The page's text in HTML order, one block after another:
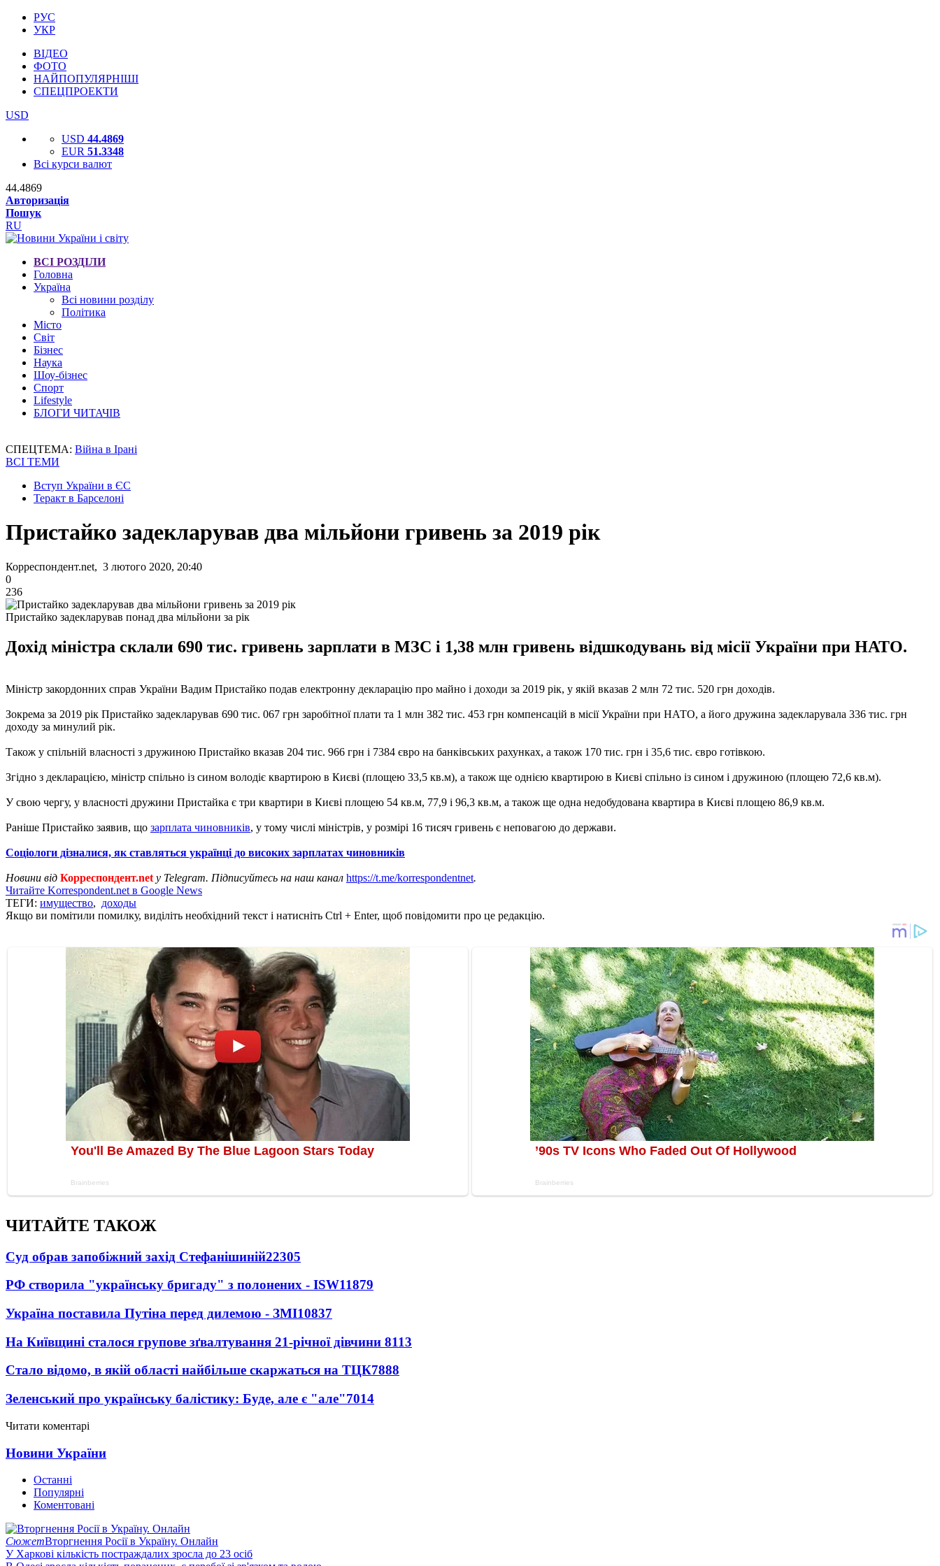
РУС
УКР
ВІДЕО
ФОТО
НАЙПОПУЛЯРНІШІ
СПЕЦПРОЕКТИ
USD
USD 44.4869
EUR 51.3348
Всі курси валют
44.4869
Авторизація
Пошук
RU
ВСІ РОЗДІЛИ
Головна
Україна
Всі новини розділу
Політика
Місто
Світ
Бізнес
Наука
Шоу-бізнес
Спорт
Lifestyle
БЛОГИ ЧИТАЧІВ
СПЕЦТЕМА: Війна в Ірані
ВСІ ТЕМИ
Вступ України в ЄС
Теракт в Барселоні
Пристайко задекларував два мільйони гривень за 2019 рік
Корреспондент.net, 3 лютого 2020, 20:40
0
236
Пристайко задекларував понад два мільйони за рік
Дохід міністра склали 690 тис. гривень зарплати в МЗС і 1,38 млн гривень відшкодувань від місії України при НАТО.
Міністр закордонних справ України Вадим Пристайко подав електронну декларацію про майно і доходи за 2019 рік, у якій вказав 2 млн 72 тис. 520 грн доходів.
Зокрема за 2019 рік Пристайко задекларував 690 тис. 067 грн заробітної плати та 1 млн 382 тис. 453 грн компенсацій в місії України при НАТО, а його дружина задекларувала 336 тис. грн
доходу за минулий рік.
Також у спільній власності з дружиною Пристайко вказав 204 тис. 966 грн і 7384 євро на банківських рахунках, а також 170 тис. грн і 35,6 тис. євро готівкою.
Згідно з декларацією, міністр спільно із сином володіє квартирою в Києві (площею 33,5 кв.м), а також ще однією квартирою в Києві спільно із сином і дружиною (площею 72,6 кв.м).
У свою чергу, у власності дружини Пристайка є три квартири в Києві площею 54 кв.м, 77,9 і 96,3 кв.м, а також ще одна недобудована квартира в Києві площею 86,9 кв.м.
Раніше Пристайко заявив, що зарплата чиновників, у тому числі міністрів, у розмірі 16 тисяч гривень є неповагою до держави.
Соціологи дізналися, як ставляться українці до високих зарплатах чиновників
Новини від Корреспондент.net у Telegram. Підписуйтесь на наш канал https://t.me/korrespondentnet.
Читайте Korrespondent.net в Google News
ТЕГИ: имущество, доходы
Якщо ви помітили помилку, виділіть необхідний текст і натисніть Ctrl + Enter, щоб повідомити про це редакцію.
ЧИТАЙТЕ ТАКОЖ
Суд обрав запобіжний захід Стефанішиній22305
РФ створила "українську бригаду" з полонених - ISW11879
Україна поставила Путіна перед дилемою - ЗМІ10837
На Київщині сталося групове зґвалтування 21-річної дівчини 8113
Стало відомо, в якій області найбільше скаржаться на ТЦК7888
Зеленський про українську балістику: Буде, але є "але"7014
Читати коментарі
Новини України
Останні
Популярні
Коментовані
СюжетВторгнення Росії в Україну. Онлайн
У Харкові кількість постраждалих зросла до 23 осіб